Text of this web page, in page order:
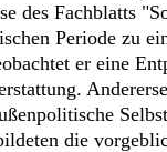
des Fachblatts
Periode zu
er eine
die